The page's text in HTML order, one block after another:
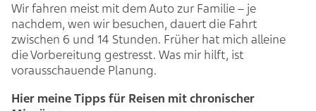
Wir fahren meist mit dem Auto zur Familie – je
nachdem, wen wir besuchen, dauert die Fahrt
zwischen 6 und 14 Stunden. Früher hat mich alleine
die Vorbereitung gestresst. Was mir hilft, ist
vorausschauende Planung.
Hier meine Tipps für Reisen mit chronischer